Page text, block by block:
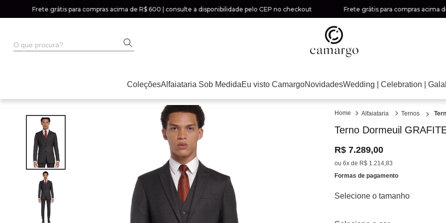
Frete grátis para compras acima de R$ 600 | consulte a disponibilidade pelo CEP no checkout Frete grátis para compras acima de
ColeçõesAlfaiataria Sob MedidaEu visto CamargoNovidadesWedding | Celebration | Gala
Alfaiataria Ternos
Terno Dormeuil
R$ 7.289,00
ou 6x de R$ 1.214,83
Formas de pagamento